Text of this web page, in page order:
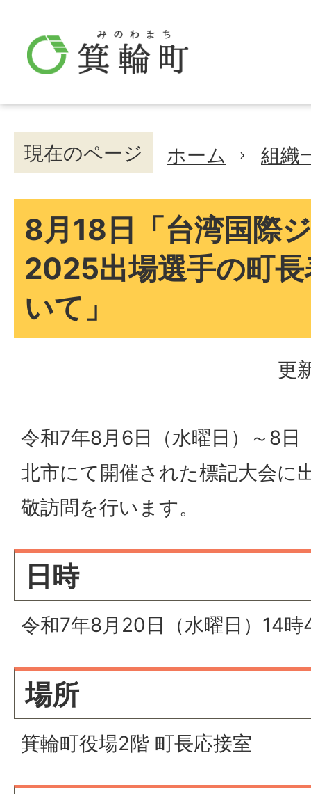
現在のページ ホーム 組織
8月18日「台湾国際
2025出場選手の町
いて」
更
令和7年8月6日（水曜日）～8日
北市にて開催された標記大会に
敬訪問を行います。
日時
令和7年8月20日（水曜日）14
場所
箕輪町役場2階 町長応接室